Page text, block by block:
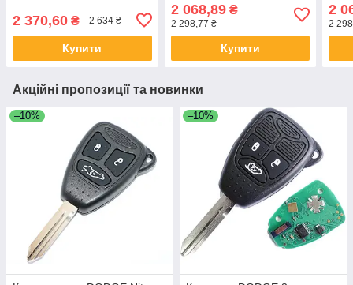
2 370,60 ₴ 2 634 ₴
Купити
2 068,89₴
2 298,77 ₴
Купити
2
2
Акційні пропозиції та новинки
–10% –10%